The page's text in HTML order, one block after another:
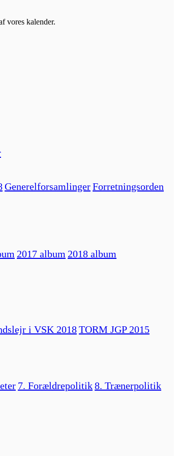
vores kalender.
GenerelforsamlingerForretningsorden
2017 album 2018 album
i VSK 2018TORM JGP 2015
7. Forældrepolitik8. Trænerpolitik